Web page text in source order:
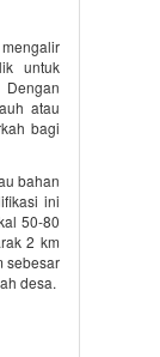
untuk
atau
bagi
bahan
ini
50-80
2 km
sebesar
desa.